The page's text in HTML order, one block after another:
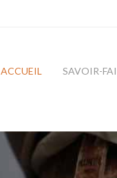
ACCUEIL SAVOIR-